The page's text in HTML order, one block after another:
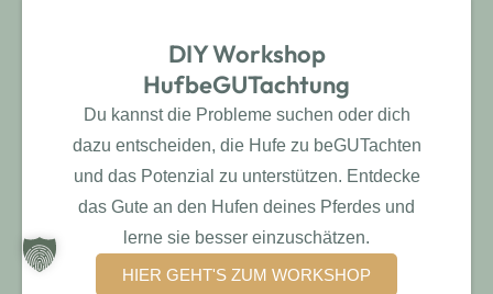
DIY Workshop
HufbeGUTachtung
Du kannst die Probleme suchen oder dich
dazu entscheiden, die Hufe zu beGUTachten
und das Potenzial zu unterstützen. Entdecke
das Gute an den Hufen deines Pferdes und
lerne sie besser einzuschätzen.
HIER GEHT'S ZUM WORKSHOP